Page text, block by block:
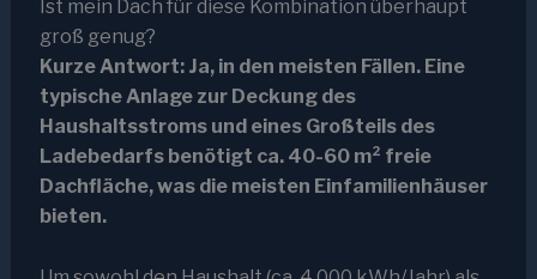
Ist mein Dach für diese Kombination überhaupt
groß genug?
Kurze Antwort: Ja, in den meisten Fällen. Eine
typische Anlage zur Deckung des
Haushaltsstroms und eines Großteils des
Ladebedarfs benötigt ca. 40-60 m² freie
Dachfläche, was die meisten Einfamilienhäuser
bieten.